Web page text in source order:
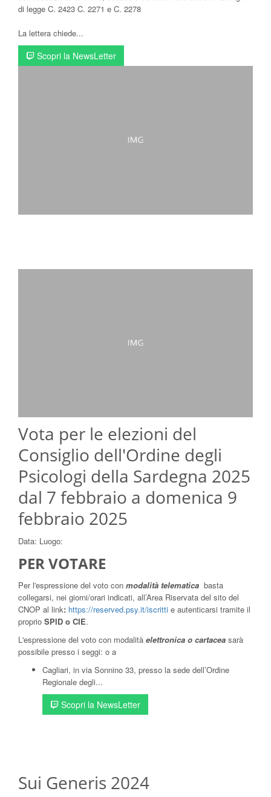
di legge C. 2423 C. 2271 e C. 2278
La lettera chiede...
Scopri la NewsLetter
Vota per le elezioni del
Consiglio dell'Ordine degli
Psicologi della Sardegna 2025
dal 7 febbraio a domenica 9
febbraio 2025
Data: Luogo:
PER VOTARE
Per l'espressione del voto con modalità telematica basta
collegarsi, nei giorni/orari indicati, all’Area Riservata del sito del
CNOP al link: https://reserved.psy.it/iscritti e autenticarsi tramite il
proprio SPID o CIE.
L'espressione del voto con modalità elettronica o cartacea sarà
possibile presso i seggi: o a
Cagliari, in via Sonnino 33, presso la sede dell’Ordine
Regionale degli...
Scopri la NewsLetter
Sui Generis 2024